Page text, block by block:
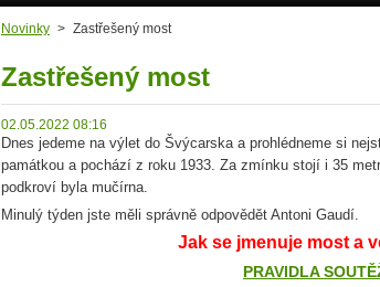
Novinky > Zastřešený most
Zastřešený most
02.05.2022 08:16
Dnes jedeme na výlet do Švýcarska a prohlédneme si
památkou a pochází z roku 1933. Za zmínku stojí i 35
podkroví byla mučírna.
Minulý týden jste měli správně odpovědět Antoni Gaudí.
Jak se jmenuje most a
PRAVIDLA